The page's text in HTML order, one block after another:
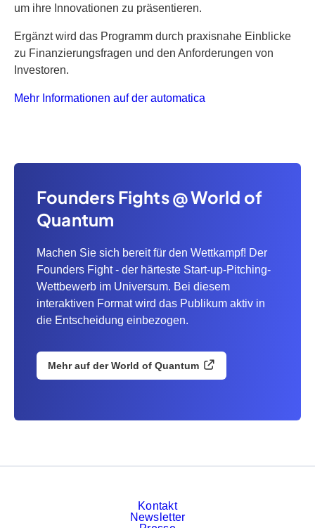
um ihre Innovationen zu präsentieren.
Ergänzt wird das Programm durch praxisnahe Einblicke
zu Finanzierungsfragen und den Anforderungen von
Investoren.
Mehr Informationen auf der automatica
Founders Fights @ World of
Quantum
Machen Sie sich bereit für den Wettkampf! Der
Founders Fight - der härteste Start-up-Pitching-
Wettbewerb im Universum. Bei diesem
interaktiven Format wird das Publikum aktiv in
die Entscheidung einbezogen.
Mehr auf der World of Quantum
Kontakt
Newsletter